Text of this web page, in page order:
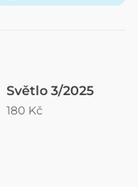
Světlo 3/2025
180 Kč